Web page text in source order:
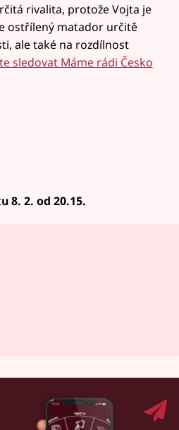
rivalita, protože Vojta je
ostřílený matador určitě
ale také na rozdílnost
sledovat Máme rádi Česko
8. 2. od 20.15.